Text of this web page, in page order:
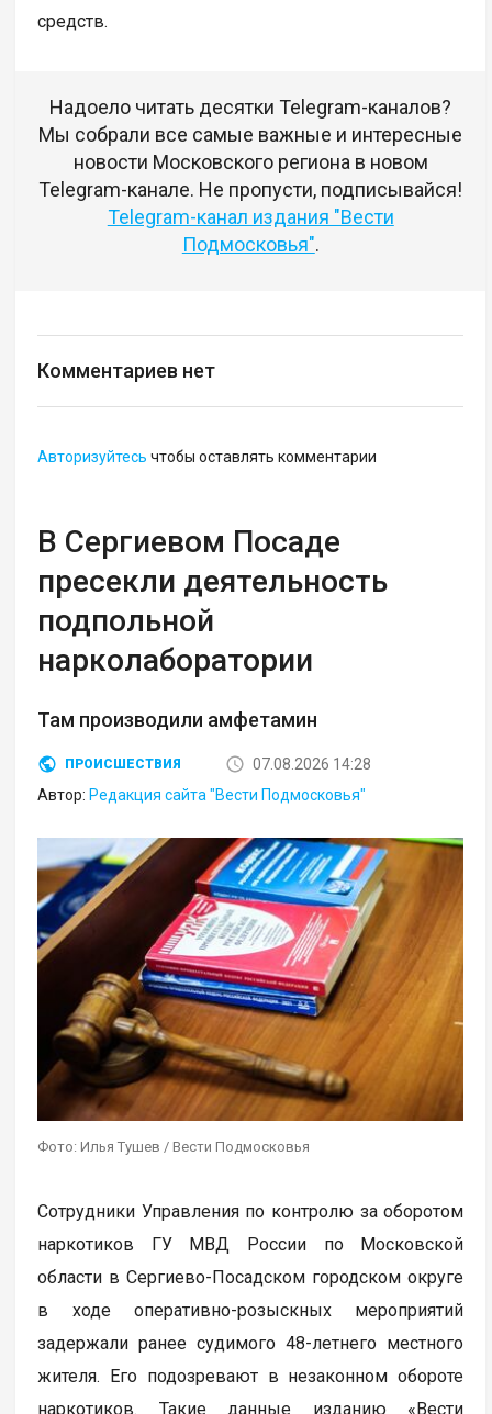
средств.
Надоело читать десятки Telegram-каналов?
Мы собрали все самые важные и интересные
новости Московского региона в новом
Telegram-канале. Не пропусти, подписывайся!
Telegram-канал издания "Вести
Подмосковья".
Комментариев нет
Авторизуйтесь чтобы оставлять комментарии
В Сергиевом Посаде
пресекли деятельность
подпольной
нарколаборатории
Там производили амфетамин
ПРОИСШЕСТВИЯ
07.08.2026 14:28
Автор: Редакция сайта "Вести Подмосковья"
Фото: Илья Тушев / Вести Подмосковья
Сотрудники Управления по контролю за оборотом
наркотиков ГУ МВД России по Московской
области в Сергиево-Посадском городском округе
в ходе оперативно-розыскных мероприятий
задержали ранее судимого 48-летнего местного
жителя. Его подозревают в незаконном обороте
наркотиков. Такие данные изданию «Вести